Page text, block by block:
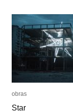
obras
Star
obras
Star